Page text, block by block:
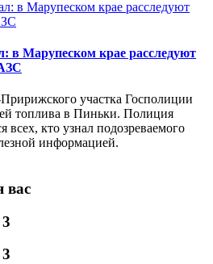
в Марупеском крае расследуют
участка Госполиции
топлива в Пиньки. Полиция
всех, кто узнал подозреваемого
информацией.
вас